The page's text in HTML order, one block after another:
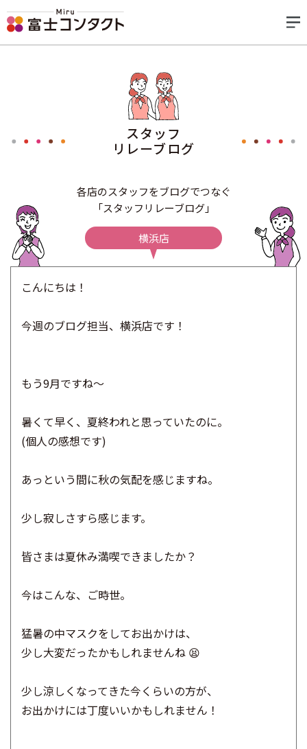
スタッフ
リレーブログ
各店のスタッフをブログでつなぐ
「スタッフリレーブログ」
横浜店
こんにちは！
今週のブログ担当、横浜店です！
もう9月ですね～
暑くて早く、夏終われと思っていたのに。
(個人の感想です)
あっという間に秋の気配を感じますね。
少し寂しさすら感じます。
皆さまは夏休み満喫できましたか？
今はこんな、ご時世。
猛暑の中マスクをしてお出かけは、
少し大変だったかもしれませんね 😫
少し涼しくなってきた今くらいの方が、
お出かけには丁度いいかもしれません！